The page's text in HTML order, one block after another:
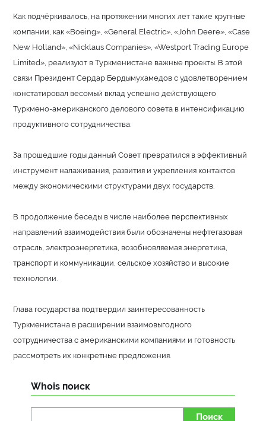
Как подчёркивалось, на протяжении многих лет такие крупные
компании, как «Boeing», «General Electric», «John Deere», «Сase
New Holland», «Nicklaus Companies», «Westport Trading Europe
Limited», реализуют в Туркменистане важные проекты. В этой
связи Президент Сердар Бердымухамедов с удовлетворением
констатировал весомый вклад успешно действующего
Туркмено-американского делового совета в интенсификацию
продуктивного сотрудничества.
За прошедшие годы данный Совет превратился в эффективный
инструмент налаживания, развития и укрепления контактов
между экономическими структурами двух государств.
В продолжение беседы в числе наиболее перспективных
направлений взаимодействия были обозначены нефтегазовая
отрасль, электроэнергетика, возобновляемая энергетика,
транспорт и коммуникации, сельское хозяйство и высокие
технологии.
Глава государства подтвердил заинтересованность
Туркменистана в расширении взаимовыгодного
сотрудничества с американскими компаниями и готовность
рассмотреть их конкретные предложения.
Whois поиск
Поиск